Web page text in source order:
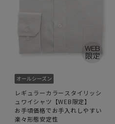
レギュラーカラースタイリッシ
ュワイシャツ【WEB限定】
お手頃価格でお手入れしやすい
楽々形態安定性